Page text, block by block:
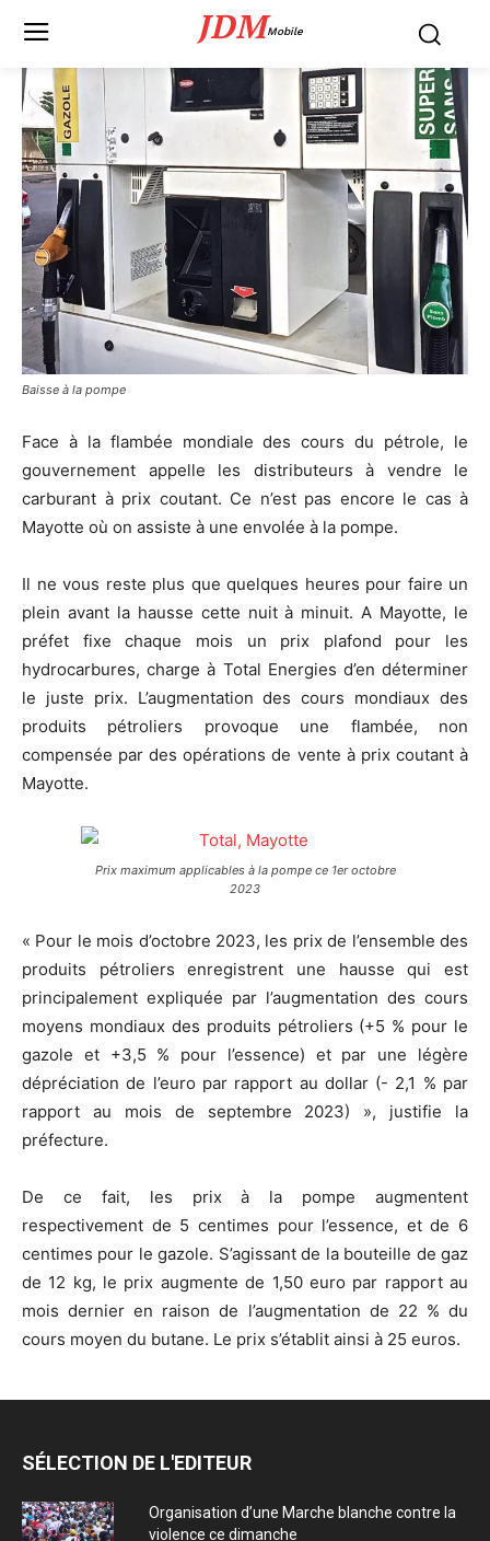
JDMMobile
Baisse à la pompe
Face à la flambée mondiale des cours du pétrole, le
gouvernement appelle les distributeurs à vendre le
carburant à prix coutant. Ce n’est pas encore le cas à
Mayotte où on assiste à une envolée à la pompe.
Il ne vous reste plus que quelques heures pour faire un
plein avant la hausse cette nuit à minuit. A Mayotte, le
préfet fixe chaque mois un prix plafond pour les
hydrocarbures, charge à Total Energies d’en déterminer
le juste prix. L’augmentation des cours mondiaux des
produits pétroliers provoque une flambée, non
compensée par des opérations de vente à prix coutant à
Mayotte.
Prix maximum applicables à la pompe ce 1er octobre
2023
« Pour le mois d’octobre 2023, les prix de l’ensemble des
produits pétroliers enregistrent une hausse qui est
principalement expliquée par l’augmentation des cours
moyens mondiaux des produits pétroliers (+5 % pour le
gazole et +3,5 % pour l’essence) et par une légère
dépréciation de l’euro par rapport au dollar (- 2,1 % par
rapport au mois de septembre 2023) », justifie la
préfecture.
De ce fait, les prix à la pompe augmentent
respectivement de 5 centimes pour l’essence, et de 6
centimes pour le gazole. S’agissant de la bouteille de gaz
de 12 kg, le prix augmente de 1,50 euro par rapport au
mois dernier en raison de l’augmentation de 22 % du
cours moyen du butane. Le prix s’établit ainsi à 25 euros.
SÉLECTION DE L'EDITEUR
Organisation d’une Marche blanche contre la
violence ce dimanche